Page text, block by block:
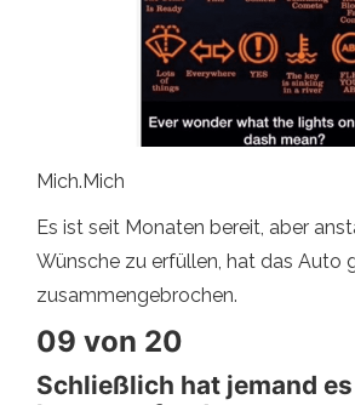
Mich.Mich
Es ist seit Monaten bereit, aber
Wünsche zu erfüllen, hat das Auto
zusammengebrochen.
09 von 20
Schließlich hat jemand es